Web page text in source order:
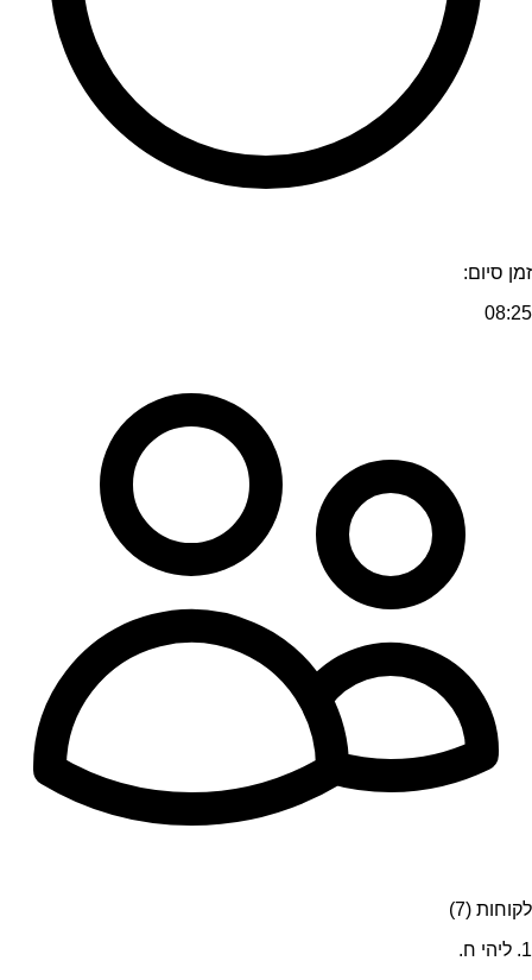
זמן סיום:
08:25
לקוחות (7)
1. ליהי ח.